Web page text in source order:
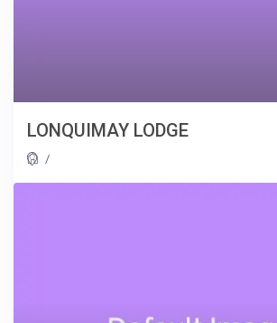
LONQUIMAY LODGE
/